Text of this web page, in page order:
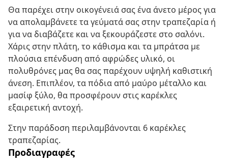
Θα παρέχει στην οικογένειά σας ένα άνετο μέρος για
να απολαμβάνετε τα γεύματά σας στην τραπεζαρία ή
για να διαβάζετε και να ξεκουράζεστε στο σαλόνι.
Χάρις στην πλάτη, το κάθισμα και τα μπράτσα με
πλούσια επένδυση από αφρώδες υλικό, οι
πολυθρόνες μας θα σας παρέχουν υψηλή καθιστική
άνεση. Επιπλέον, τα πόδια από μαύρο μέταλλο και
μασίφ ξύλο, θα προσφέρουν στις καρέκλες
εξαιρετική αντοχή.
Στην παράδοση περιλαμβάνονται 6 καρέκλες
τραπεζαρίας.
Προδιαγραφές